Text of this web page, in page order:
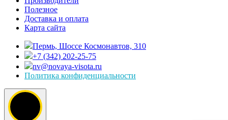
Полезное
Доставка и оплата
Карта сайта
Пермь, Шоссе Космонавтов, 310
+7 (342) 202-25-75
nv@novaya-visota.ru
Политика конфиденциальности